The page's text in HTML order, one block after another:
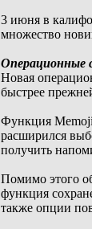
3 июня в
множество
Операционные
Новая
быстрее
Функция
расширился
получить
Помимо этого
функция
также опции